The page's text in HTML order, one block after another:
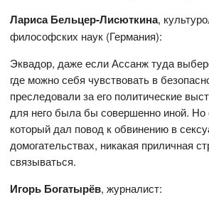
Лариса Бельцер-Лисюткина,
философских наук (Германия):
Эквадор, даже если Ассанж туда
где можно себя чувствовать в
преследовали за его политические
для него была бы совершенно иной. Но
который дал повод к обвинению в
домогательствах, никакая приличная
связываться.
Игорь Богатырёв, журналист: